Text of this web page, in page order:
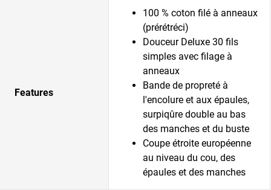
Features
100 % coton filé à anneaux
(prérétréci)
Douceur Deluxe 30 fils
simples avec filage à
anneaux
Bande de propreté à
l'encolure et aux épaules,
surpiqûre double au bas
des manches et du buste
Coupe étroite européenne
au niveau du cou, des
épaules et des manches